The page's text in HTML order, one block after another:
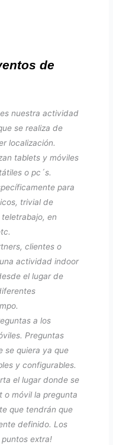
de
es nuestra actividad
se realiza de
localización.
tablets y móviles
o pc´s.
para
trivial de
en
clientes o
actividad indoor
el lugar de
a los
Preguntas
se quiera ya que
y configurables.
el lugar donde se
o móvil la pregunta
que tendrán que
definido. Los
extra!